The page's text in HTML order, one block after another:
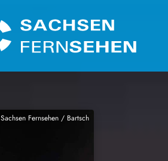
Sachsen Fernsehen / Bartsch